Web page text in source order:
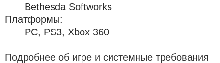
Bethesda Softworks
Платформы:
PC, PS3, Xbox 360
Подробнее об игре и системные требования